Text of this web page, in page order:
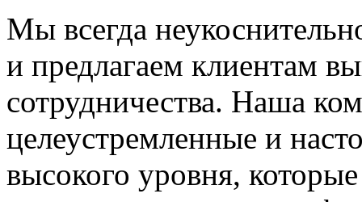
Мы всегда
и предлагаем клиентам
сотрудничества. Наша
целеустремленные и
высокого уровня,